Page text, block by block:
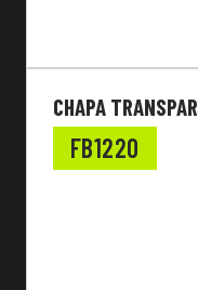
CHAPA
FB1220